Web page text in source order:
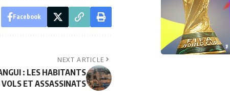
Facebook
NEXT ARTICLE
: LES HABITANTS
ET ASSASSINATS